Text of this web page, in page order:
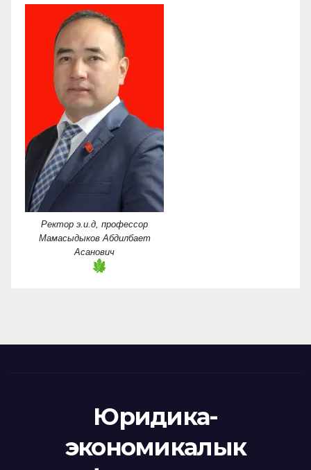
Ректор э.и.д, профессор
Мамасыдыков Абдилбает
Асанович
Юридика-
экономикалык